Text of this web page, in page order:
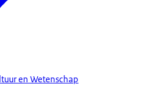
en Wetenschap